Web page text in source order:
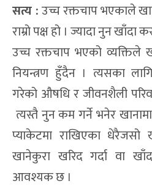
सत्य :उच्च रक्तचाप भएकाले
राम्रो पक्ष हो । ज्यादा नुन खाँदा
उच्च रक्तचाप भएको व्यक्तिले
नियन्त्रण हुँदैन । त्यसका
गरेको औषधि र जीवनशैली
त्यस्तै नुन कम गर्ने भनेर
प्याकेटमा राखिएका धेरैजसो
खानेकुरा खरिद गर्दा वा
आवश्यक छ ।